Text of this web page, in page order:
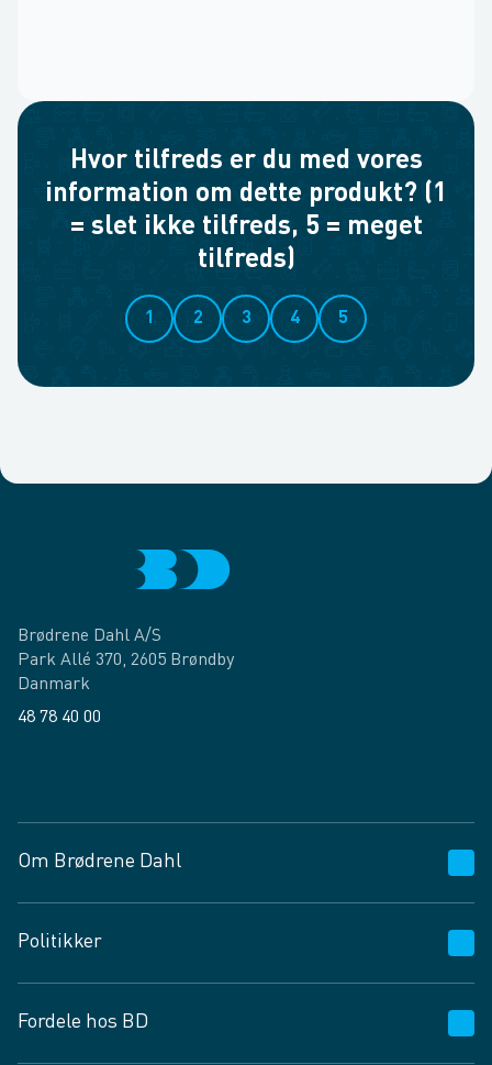
Hvor tilfreds er du med vores
information om dette produkt? (1
= slet ikke tilfreds, 5 = meget
tilfreds)
1 2 3 4 5
Brødrene Dahl A/S
Park Allé 370, 2605 Brøndby
Danmark
48 78 40 00
Om Brødrene Dahl
Vagttelefon 30 10 89 89
Spørgsmål og svar
Job og karriere
Politikker
Privatlivspolitik
Fordele hos BD